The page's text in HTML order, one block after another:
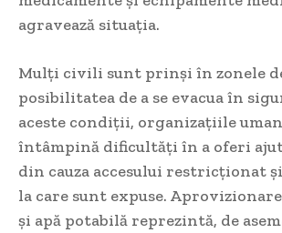
agravează situația.
Mulți civili sunt prinși în zonele
posibilitatea de a se evacua în
aceste condiții, organizațiile
întâmpină dificultăți în a oferi
din cauza accesului restricționat
la care sunt expuse.
și apă potabilă reprezintă, de